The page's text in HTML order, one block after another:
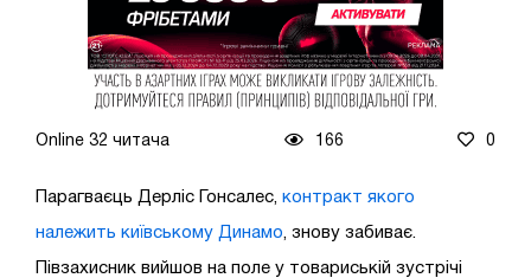
Online 32 читача 166 0
Парагваєць Дерліс Гонсалес, контракт якого
належить київському Динамо , знову забиває.
Півзахисник вийшов на поле у товариській зустрічі